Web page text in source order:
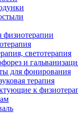
физиотерапии
светотерапия
и
для фонирования
терапия
к